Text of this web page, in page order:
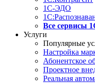
1С-ЭДО
Все сервисы
Услуги
Популярные
Настройка
Абонентское
Проектное
Реальная